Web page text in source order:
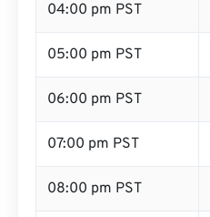
04:00 pm PST
05:00 pm PST
06:00 pm PST
07:00 pm PST
08:00 pm PST